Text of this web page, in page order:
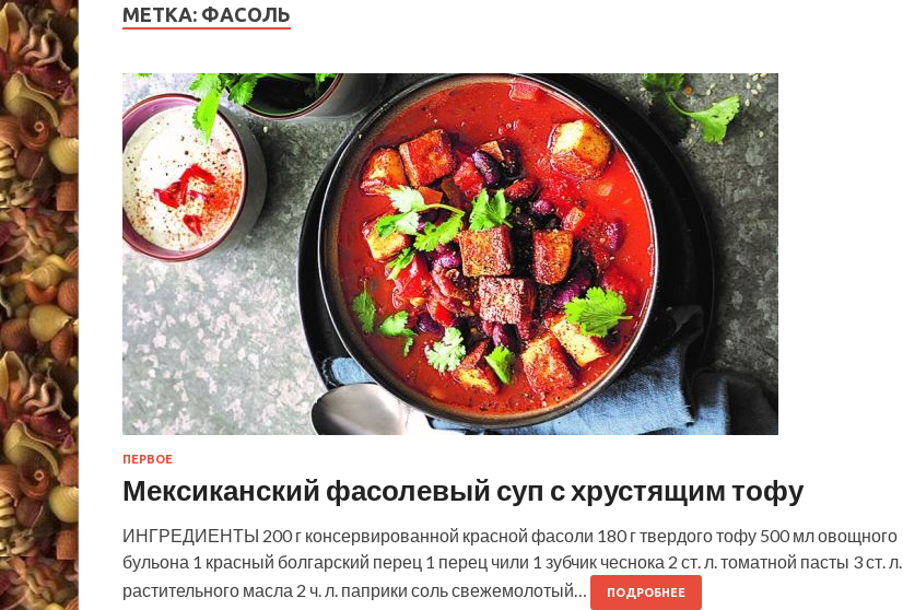
МЕТКА: ФАСОЛЬ
ПЕРВОЕ
Мексиканский фасолевый суп с хрустящим тофу
ИНГРЕДИЕНТЫ 200 г консервированной красной фасоли 180 г твердого тофу 500 мл овощного
бульона 1 красный болгарский перец 1 перец чили 1 зубчик чеснока 2 ст. л. томатной пасты 3 ст. л.
растительного масла 2 ч. л. паприки соль свежемолотый…
ПОДРОБНЕЕ